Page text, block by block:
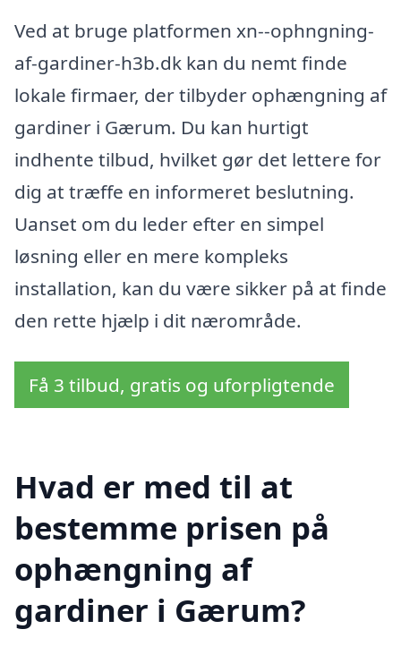
Ved at bruge platformen xn--ophngning-
af-gardiner-h3b.dk kan du nemt finde
lokale firmaer, der tilbyder ophængning af
gardiner i Gærum. Du kan hurtigt
indhente tilbud, hvilket gør det lettere for
dig at træffe en informeret beslutning.
Uanset om du leder efter en simpel
løsning eller en mere kompleks
installation, kan du være sikker på at finde
den rette hjælp i dit nærområde.
Få 3 tilbud, gratis og uforpligtende
Hvad er med til at
bestemme prisen på
ophængning af
gardiner i Gærum?